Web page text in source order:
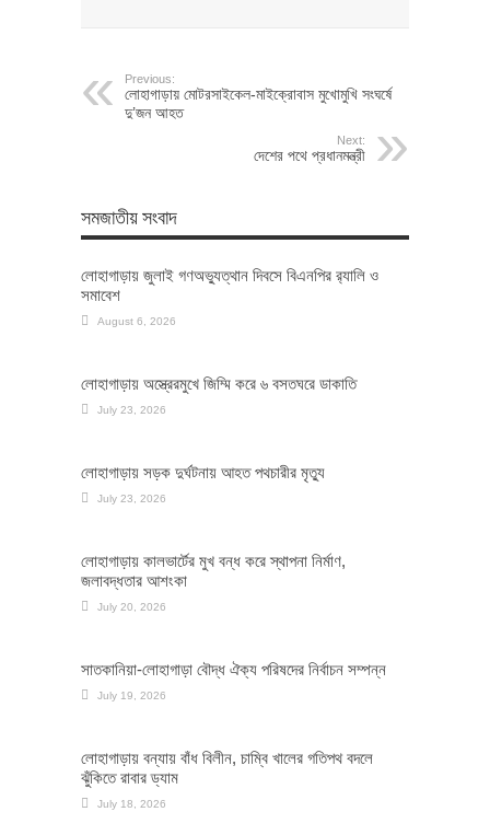
Previous:
লোহাগাড়ায় মোটরসাইকেল-মাইক্রোবাস মুখোমুখি সংঘর্ষে
দু’জন আহত
Next:
দেশের পথে প্রধানমন্ত্রী
সমজাতীয় সংবাদ
লোহাগাড়ায় জুলাই গণঅভ্যুত্থান দিবসে বিএনপির র‌্যালি ও
সমাবেশ
August 6, 2026
লোহাগাড়ায় অস্ত্রেরমুখে জিম্মি করে ৬ বসতঘরে ডাকাতি
July 23, 2026
লোহাগাড়ায় সড়ক দুর্ঘটনায় আহত পথচারীর মৃত্যু
July 23, 2026
লোহাগাড়ায় কালভার্টের মুখ বন্ধ করে স্থাপনা নির্মাণ,
জলাবদ্ধতার আশংকা
July 20, 2026
সাতকানিয়া-লোহাগাড়া বৌদ্ধ ঐক্য পরিষদের নির্বাচন সম্পন্ন
July 19, 2026
লোহাগাড়ায় বন্যায় বাঁধ বিলীন, চাম্বি খালের গতিপথ বদলে
ঝুঁকিতে রাবার ড্যাম
July 18, 2026